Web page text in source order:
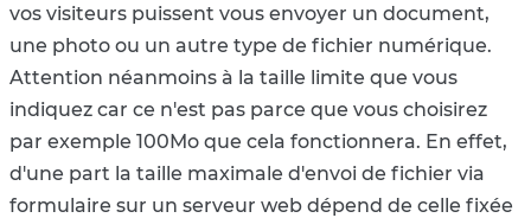
vos visiteurs puissent vous envoyer un document,
une photo ou un autre type de fichier numérique.
Attention néanmoins à la taille limite que vous
indiquez car ce n'est pas parce que vous choisirez
par exemple 100Mo que cela fonctionnera. En effet,
d'une part la taille maximale d'envoi de fichier via
formulaire sur un serveur web dépend de celle fixée